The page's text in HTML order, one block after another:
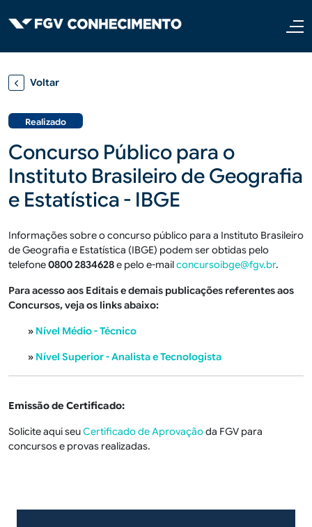
Voltar
Realizado
Concurso Público para o
Instituto Brasileiro de Geografia
e Estatística - IBGE
Informações sobre o concurso público para a Instituto Brasileiro
de Geografia e Estatística (IBGE) podem ser obtidas pelo
telefone0800 2834628e pelo e-mailconcursoibge@fgv.br.
Para acesso aos Editais e demais publicações referentes aos
Concursos, veja os links abaixo:
» Nível Médio - Técnico
» Nível Superior - Analista e Tecnologista
Emissão de Certificado:
Solicite aqui seuCertificado de Aprovaçãoda FGV para
concursos e provas realizadas.